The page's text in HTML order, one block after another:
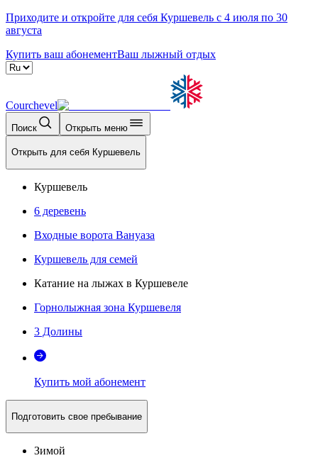
Приходите и откройте для себя Куршевель с 4 июля по 30
августа
Купить ваш абонементВаш лыжный отдых
Courchevel
Поиск Открыть меню
Открыть для себя Куршевель
Куршевель
6 деревень
Входные ворота Вануаза
Куршевель для семей
Катание на лыжах в Куршевеле
Горнолыжная зона Куршевеля
3 Долины
Купить мой абонемент
Подготовить свое пребывание
Зимой